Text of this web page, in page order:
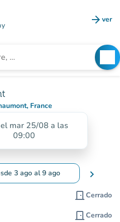
arrow_forward ver
France
Maps)
mar 25/08 a las
09:00
3 ago al9 ago
para cambiar las
chevron_right
door_front Cerrado
door_front Cerrado